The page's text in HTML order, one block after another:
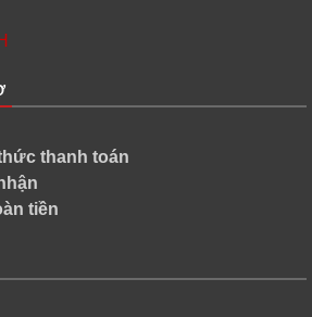
thanh toán
tiền